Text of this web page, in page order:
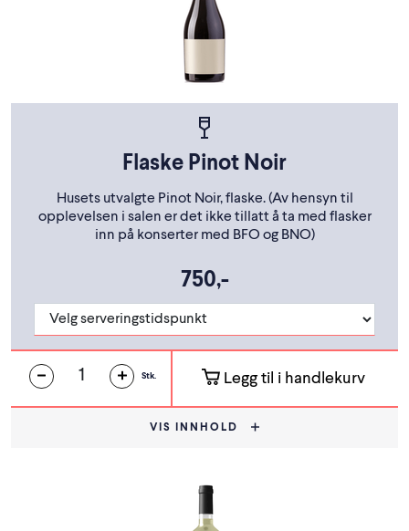
Flaske Pinot Noir
Husets utvalgte Pinot Noir, flaske. (Av hensyn til
opplevelsen i salen er det ikke tillatt å ta med flasker
inn på konserter med BFO og BNO)
750,-
Stk. Legg til i handlekurv
VIS INNHOLD